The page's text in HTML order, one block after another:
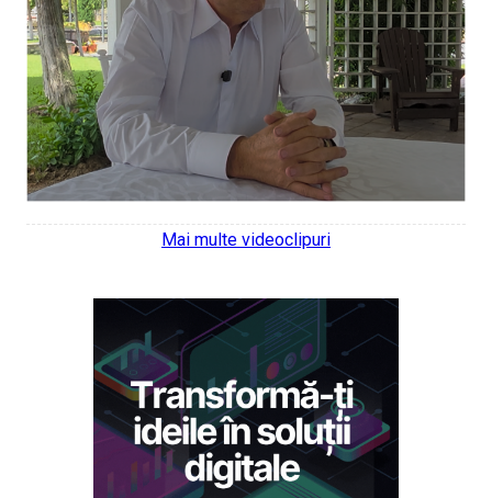
Mai multe videoclipuri